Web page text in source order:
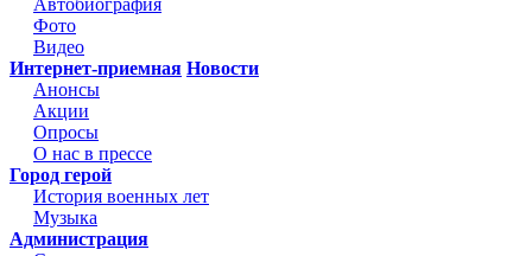
Автобиография
Фото
Видео
Интернет-приемная Новости
Анонсы
Акции
Опросы
О нас в прессе
Город герой
История военных лет
Музыка
Администрация